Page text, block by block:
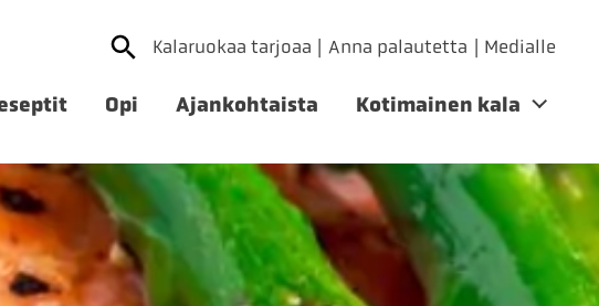
Kalaruokaa tarjoaa Anna palautetta Medialle
Opi Ajankohtaista Kotimainen kala